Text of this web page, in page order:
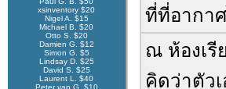
xsinventory $20
Nigel A. $15
Michael B. $20
Otto S. $20
Damien G. $12
Simon G. $5
Lindsay D. $25
David S. $25
Laurent L. $40
Peter van G. $10
ที่ที่อากา
ณ ห้องเรี
คิดว่าตัว